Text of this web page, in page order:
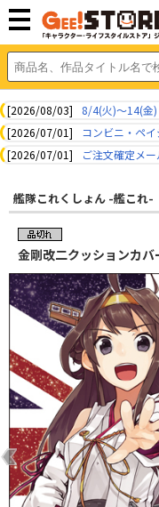
[2026/08/03]
8/4(火)～14(金
[2026/07/01]
コンビニ・ペ
[2026/07/01]
ご注文確定メ
艦隊これくしょん -艦これ-
金剛改二クッションカ